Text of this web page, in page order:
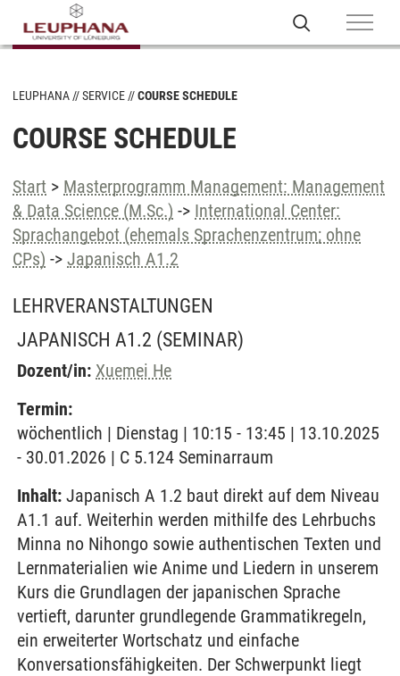
LEUPHANA SERVICE COURSE SCHEDULE
COURSE SCHEDULE
Start > Masterprogramm Management: Management
& Data Science (M.Sc.) -> International Center:
Sprachangebot (ehemals Sprachenzentrum; ohne
CPs) -> Japanisch A1.2
LEHRVERANSTALTUNGEN
JAPANISCH A1.2 (SEMINAR)
Dozent/in: Xuemei He
Termin:
wöchentlich | Dienstag | 10:15 - 13:45 | 13.10.2025
- 30.01.2026 | C 5.124 Seminarraum
Inhalt: Japanisch A 1.2 baut direkt auf dem Niveau
A1.1 auf. Weiterhin werden mithilfe des Lehrbuchs
Minna no Nihongo sowie authentischen Texten und
Lernmaterialien wie Anime und Liedern in unserem
Kurs die Grundlagen der japanischen Sprache
vertieft, darunter grundlegende Grammatikregeln,
ein erweiterter Wortschatz und einfache
Konversationsfähigkeiten. Der Schwerpunkt liegt